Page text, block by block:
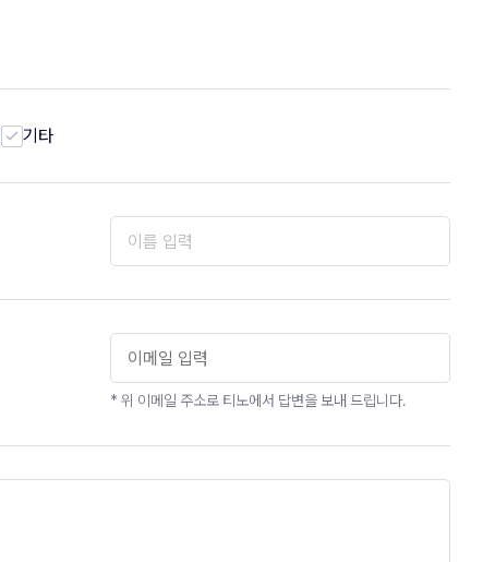
기타
* 위 이메일 주소로 티노에서 답변을 보내 드립니다.